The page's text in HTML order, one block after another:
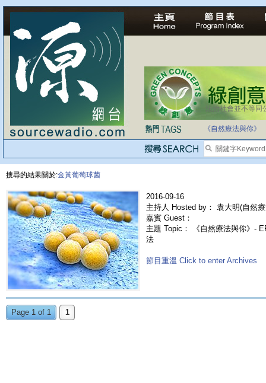
法治社會並不等同
《自然療法與你》
搜尋的結果關於:金黃葡萄球菌
2016-09-16
主持人 Hosted by： 袁大明(自然
嘉賓 Guest：
主題 Topic： 《自然療法與你》-
法
節目重溫 Click to enter Archives
Page 1 of 1 1